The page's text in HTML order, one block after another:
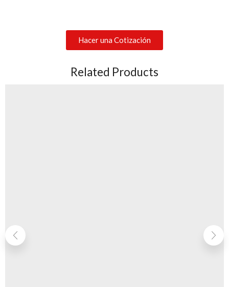
Hacer una Cotización
Related Products